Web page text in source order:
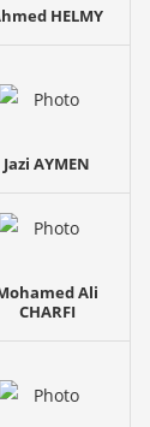
HELMY
Jazi AYMEN
Ali
CHARFI